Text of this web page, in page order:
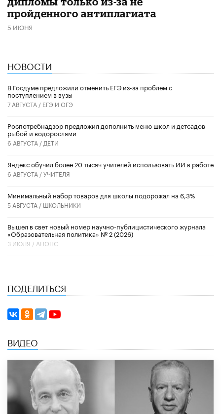
пройденного антиплагиата
5 ИЮНЯ
НОВОСТИ
В Госдуме предложили отменить ЕГЭ из-за проблем с
поступлением в вузы
7 АВГУСТА / ЕГЭ И ОГЭ
Роспотребнадзор предложил дополнить меню школ и детсадов
рыбой и водорослями
6 АВГУСТА / ДЕТИ
​Яндекс обучил более 20 тысяч учителей использовать ИИ в работе
6 АВГУСТА /УЧИТЕЛЯ
Минимальный набор товаров для школы подорожал на 6,3%
5 АВГУСТА / ШКОЛЬНИКИ
Вышел в свет новый номер научно-публицистического журнала
«Образовательная политика» № 2 (2026)
3 ИЮЛЯ / АНОНС
ПОДЕЛИТЬСЯ
ВИДЕО